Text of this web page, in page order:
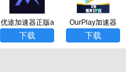
优途加速器正版a
pp
下载
OurPlay加速器
（云帆免费下
下载